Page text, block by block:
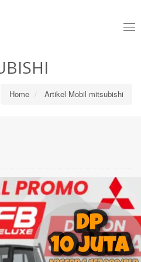
Home Artikel Mobil mitsubishi